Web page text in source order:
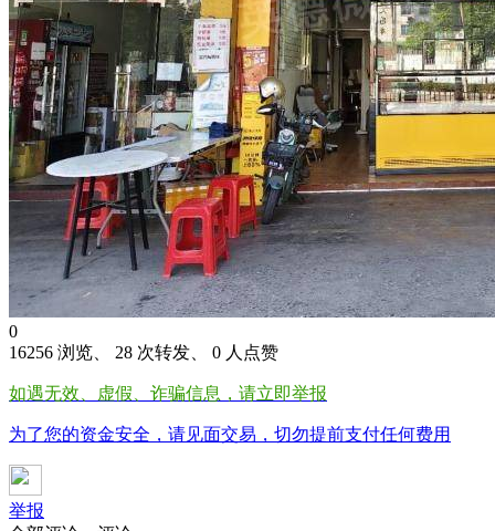
0
16256 浏览、 28 次转发、 0 人点赞
如遇无效、虚假、诈骗信息，请立即举报
为了您的资金安全，请见面交易，切勿提前支付任何费用
举报